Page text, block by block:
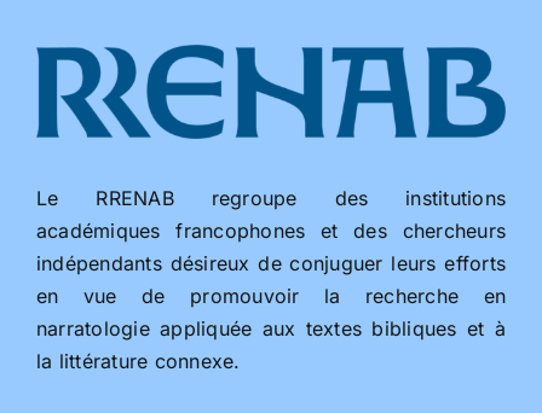
Le RRENAB regroupe des institutions
académiques francophones et des chercheurs
indépendants désireux de conjuguer leurs efforts
en vue de promouvoir la recherche en
narratologie appliquée aux textes bibliques et à
la littérature connexe.